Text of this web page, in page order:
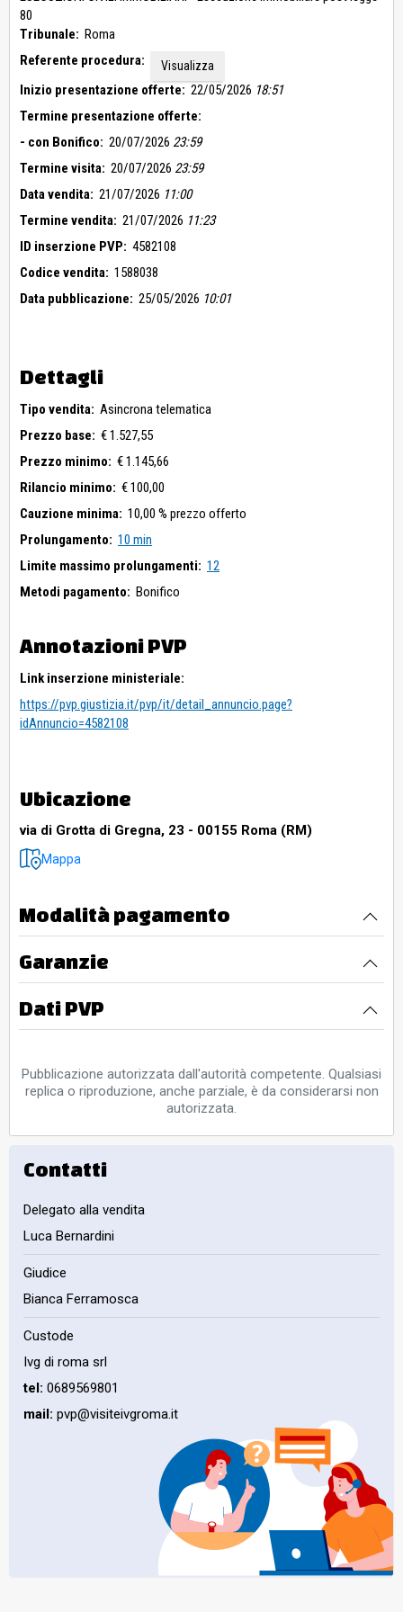
Roma e a tal fine è richiesto di allegare all’offerta di vendita
apposita dichiarazione completa del titolo in virtù del quale si
intende asservire quella oggetto di eventuale aggiudicazione,
redatta secondo il modello allegato all’ordinanza di vendita.
L’unità immobiliare è nella disponibilità della parte esecutata e
sarà liberato all’aggiudicazione su richiesta
dell’aggiudicatario.
Il tutto come meglio descritto nell’elaborato peritale in atti.
80
Tribunale: Roma
Referente procedura:
Visualizza
Inizio presentazione offerte: 22/05/2026 18:51
Termine presentazione offerte:
- con Bonifico: 20/07/2026 23:59
Termine visita: 20/07/2026 23:59
Data vendita: 21/07/2026 11:00
Termine vendita: 21/07/2026 11:23
ID inserzione PVP: 4582108
Codice vendita: 1588038
Data pubblicazione: 25/05/2026 10:01
Dettagli
Tipo vendita: Asincrona telematica
Prezzo base: € 1.527,55
Prezzo minimo: € 1.145,66
Rilancio minimo: € 100,00
Cauzione minima: 10,00 % prezzo offerto
Prolungamento: 10 min
Limite massimo prolungamenti: 12
Metodi pagamento: Bonifico
Annotazioni PVP
Link inserzione ministeriale:
https://pvp.giustizia.it/pvp/it/detail_annuncio.page?
idAnnuncio=4582108
Ubicazione
via di Grotta di Gregna, 23 - 00155 Roma (RM)
Mappa
Modalità pagamento
Garanzie
Dati PVP
Pubblicazione autorizzata dall'autorità competente. Qualsiasi
replica o riproduzione, anche parziale, è da considerarsi non
autorizzata.
Contatti
Delegato alla vendita
Luca Bernardini
Giudice
Bianca Ferramosca
Custode
Ivg di roma srl
tel: 0689569801
mail: pvp@visiteivgroma.it